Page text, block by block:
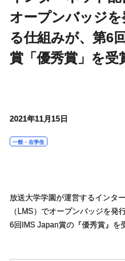
オープンバッジを
る仕組みが、第6
賞「優秀賞」を受
2021年11月15日
一般・在学生
放送大学学園が運営するインタ
（LMS）でオープンバッジを発
6回IMS Japan賞の『優秀賞』を